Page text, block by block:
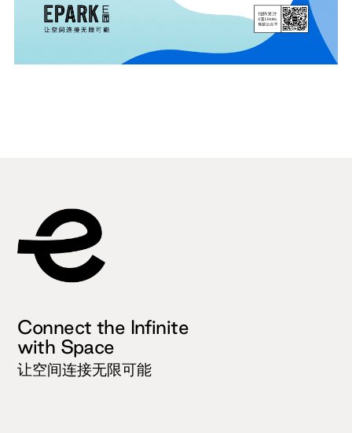
Connect the Infinite
with Space
让空间连接无限可能